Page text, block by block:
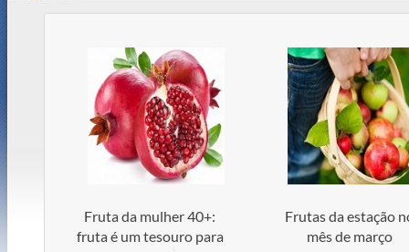
Fruta da mulher 40+:
fruta é um tesouro para
Frutas da estação
mês de março